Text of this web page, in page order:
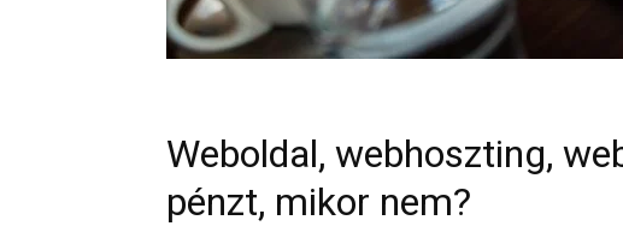
Weboldal, webhoszting,
pénzt, mikor nem?